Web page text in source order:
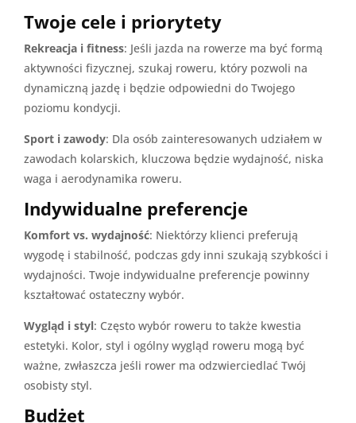
Twoje cele i priorytety
Rekreacja i fitness: Jeśli jazda na rowerze ma być formą
aktywności fizycznej, szukaj roweru, który pozwoli na
dynamiczną jazdę i będzie odpowiedni do Twojego
poziomu kondycji.
Sport i zawody: Dla osób zainteresowanych udziałem w
zawodach kolarskich, kluczowa będzie wydajność, niska
waga i aerodynamika roweru.
Indywidualne preferencje
Komfort vs. wydajność: Niektórzy klienci preferują
wygodę i stabilność, podczas gdy inni szukają szybkości i
wydajności. Twoje indywidualne preferencje powinny
kształtować ostateczny wybór.
Wygląd i styl: Często wybór roweru to także kwestia
estetyki. Kolor, styl i ogólny wygląd roweru mogą być
ważne, zwłaszcza jeśli rower ma odzwierciedlać Twój
osobisty styl.
Budżet